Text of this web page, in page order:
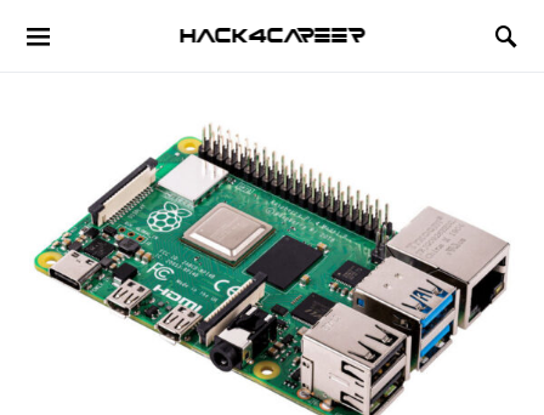
Hack4Career